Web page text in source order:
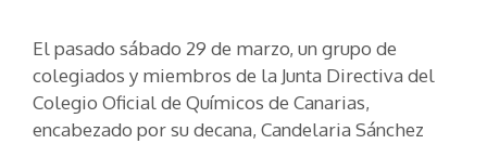
El pasado sábado 29 de marzo, un grupo de
colegiados y miembros de la Junta Directiva del
Colegio Oficial de Químicos de Canarias,
encabezado por su decana, Candelaria Sánchez